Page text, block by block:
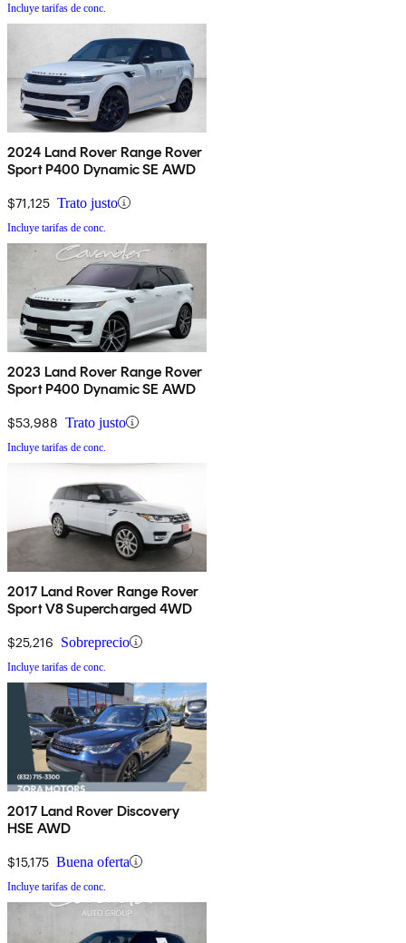
Incluye tarifas de conc.
2024 Land Rover Range Rover
Sport P400 Dynamic SE AWD
$71,125 Trato justo
Incluye tarifas de conc.
2023 Land Rover Range Rover
Sport P400 Dynamic SE AWD
$53,988 Trato justo
Incluye tarifas de conc.
2017 Land Rover Range Rover
Sport V8 Supercharged 4WD
$25,216 Sobreprecio
Incluye tarifas de conc.
2017 Land Rover Discovery
HSE AWD
$15,175 Buena oferta
Incluye tarifas de conc.